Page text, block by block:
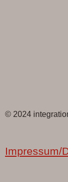
© 2024
Impressum/